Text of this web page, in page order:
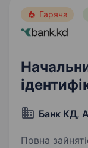
Гаряча
Банк КД,
Повна